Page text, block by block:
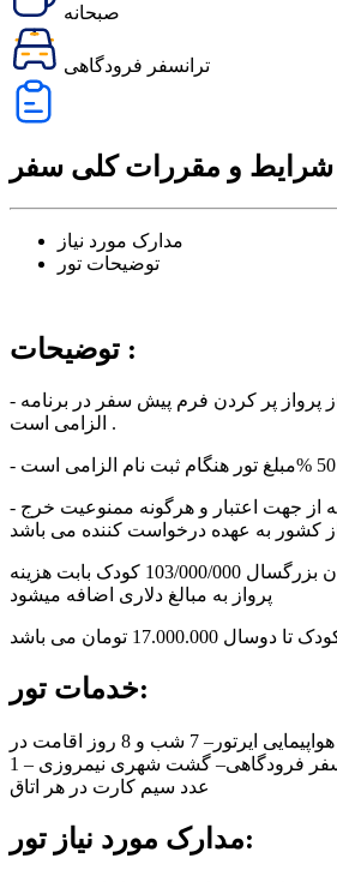
صبحانه
ترانسفر فرودگاهی
شرایط و مقررات کلی سفر
مدارک مورد نیاز
توضیحات تور
توضیحات :
- قبل از پرواز پر کردن فرم پیش سفر در برنامه MYSEJAHTERA
الزامی است .
- مسئولیت کنترل گذرنامه از جهت اعتبار و هرگونه ممنوعیت خرج
مبلغ 110/000/000 تومان بزرگسال 103/000/000 کودک بابت هزینه
پرواز به مبالغ دلاری اضافه میشود
خدمات تور:
پرواز رفت و برگشت با هواپیمایی ایرتور– 7 شب و 8 روز اقامت در
هتل با صبحانه - ترانسفر فرودگاهی– گشت شهری نیمروزی – 1
عدد سیم کارت در هر اتاق
مدارک مورد نیاز تور: